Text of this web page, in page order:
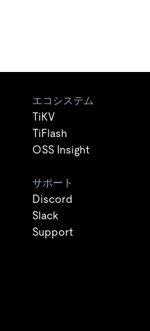
エコシステム
TiKV
TiFlash
OSS Insight
サポート
Discord
Slack
Support